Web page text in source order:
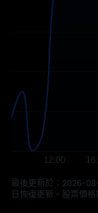
最後更新於：⁦2026-
日恢復更新。股票價